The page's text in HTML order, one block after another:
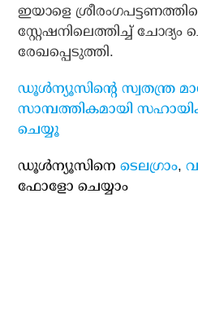
ഇയാളെ
സ്റ്റേഷനിലെത്തിച്ച്
രേഖപ്പെടുത്തി.
ഡൂള്‍ന്യൂസിന്റെ സ്വതന്ത്ര
സാമ്പത്തികമായി
ചെയ്യൂ
ഡൂള്‍ന്യൂസിനെടെലഗ്രാം,
ഫോളോ ചെയ്യാം